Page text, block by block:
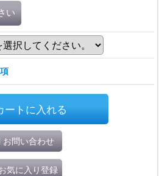
い
ートに入れる
お問い合わせ
気に入り登録